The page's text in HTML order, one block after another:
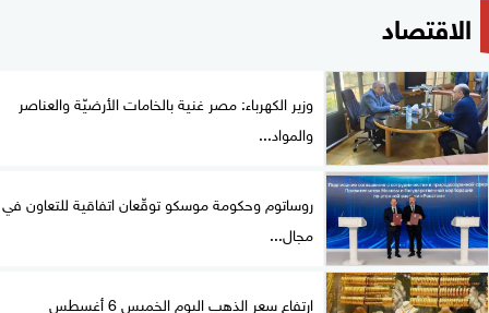
الاقتصاد
وزير الكهرباء: مصر غنية بالخامات الأرضيّة والعناصر
والمواد...
روساتوم وحكومة موسكو توقّعان اتفاقية للتعاون في
مجال...
ارتفاع سعر الذهب اليوم الخميس 6 أغسطس